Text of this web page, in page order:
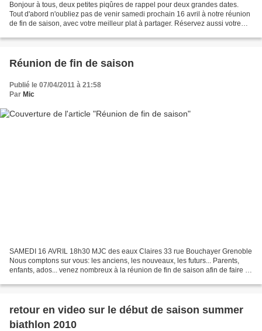
Bonjour à tous, deux petites piqûres de rappel pour deux grandes dates.
Tout d'abord n'oubliez pas de venir samedi prochain 16 avril à notre réunion
de fin de saison, avec votre meilleur plat à partager. Réservez aussi votre
Réunion de fin de saison
Publié le 07/04/2011 à 21:58
Par Mic
SAMEDI 16 AVRIL 18h30 MJC des eaux Claires 33 rue Bouchayer Grenoble
Nous comptons sur vous: les anciens, les nouveaux, les futurs... Parents,
enfants, ados... venez nombreux à la réunion de fin de saison afin de faire le
retour en video sur le début de saison summer
biathlon 2010